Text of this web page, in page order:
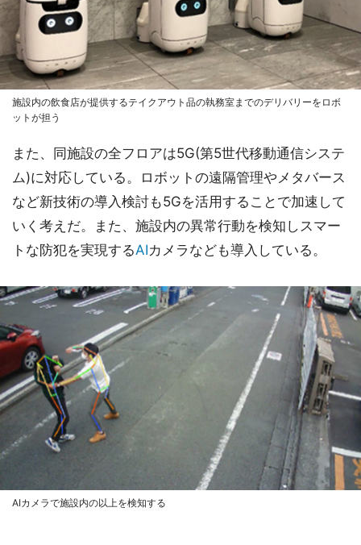
施設内の飲食店が提供するテイクアウト品の執務室までのデリバリーをロボ
ットが担う
また、同施設の全フロアは5G(第5世代移動通信システ
ム)に対応している。ロボットの遠隔管理やメタバース
など新技術の導入検討も5Gを活用することで加速して
いく考えだ。また、施設内の異常行動を検知しスマー
トな防犯を実現するAIカメラなども導入している。
AIカメラで施設内の以上を検知する